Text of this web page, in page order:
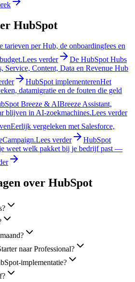
HubSpot
tarieven per Hub, de onboardingfees en
Lees verder
De HubSpot Hubs
Service, Content, Data en Revenue Hub
HubSpot implementerenHet
datamigratie en de fouten die geld
Breeze & AIBreeze Assistant,
blijven in AI-zoekmachines.Lees verder
Eerlijk vergeleken met Salesforce,
Lees verder
HubSpot
weet welk pakket bij je bedrijf past —
over HubSpot
naar Professional?
implementatie?